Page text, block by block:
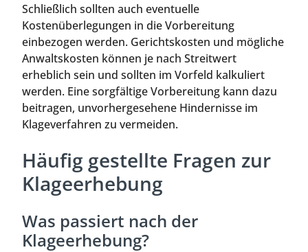
Schließlich sollten auch eventuelle
Kostenüberlegungen in die Vorbereitung
einbezogen werden. Gerichtskosten und mögliche
Anwaltskosten können je nach Streitwert
erheblich sein und sollten im Vorfeld kalkuliert
werden. Eine sorgfältige Vorbereitung kann dazu
beitragen, unvorhergesehene Hindernisse im
Klageverfahren zu vermeiden.
Häufig gestellte Fragen zur
Klageerhebung
Was passiert nach der
Klageerhebung?